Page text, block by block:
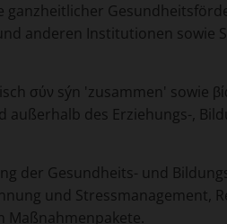
anderen Institutionen sowie
σύν sýn 'zusammen' sowie
des Erziehungs-,
der Gesundheits- und
und Stressmanagement,
Maßnahmenpakete.